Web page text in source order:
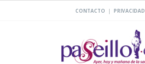
CONTACTO | PRIVACIDAD